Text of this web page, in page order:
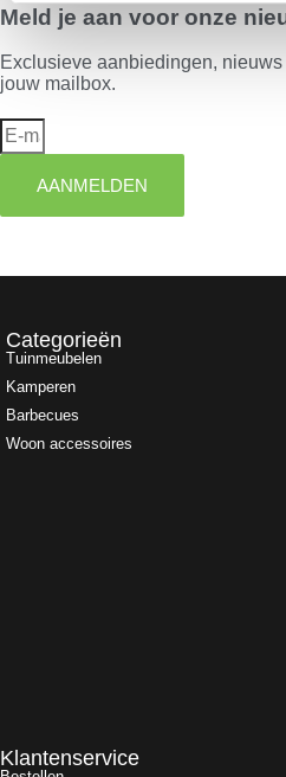
Meld je aan voor onze
Exclusieve aanbiedingen,
jouw mailbox.
AANMELDEN
Categorieën
Tuinmeubelen
Kamperen
Barbecues
Woon accessoires
Klantenservice